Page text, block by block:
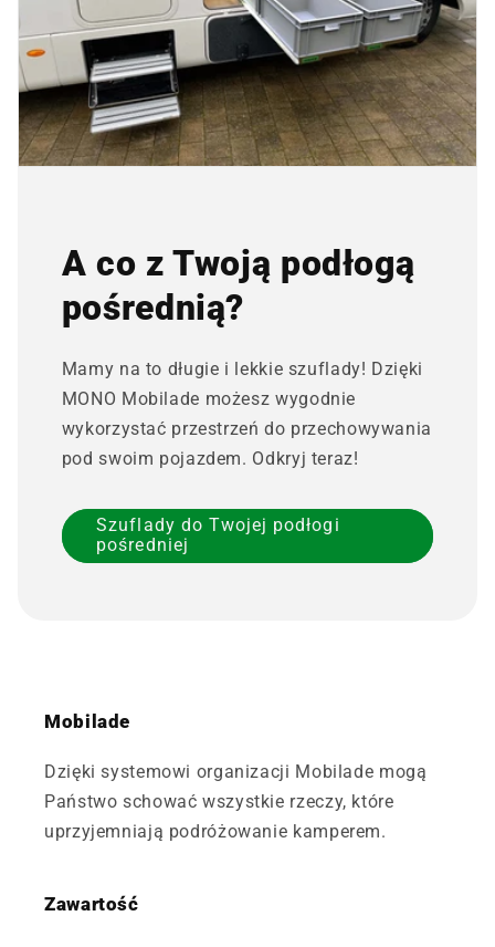
A co z Twoją podłogą
pośrednią?
Mamy na to długie i lekkie szuflady! Dzięki
MONO Mobilade możesz wygodnie
wykorzystać przestrzeń do przechowywania
pod swoim pojazdem. Odkryj teraz!
Szuflady do Twojej podłogi
pośredniej
Mobilade
Dzięki systemowi organizacji Mobilade mogą
Państwo schować wszystkie rzeczy, które
uprzyjemniają podróżowanie kamperem.
Zawartość